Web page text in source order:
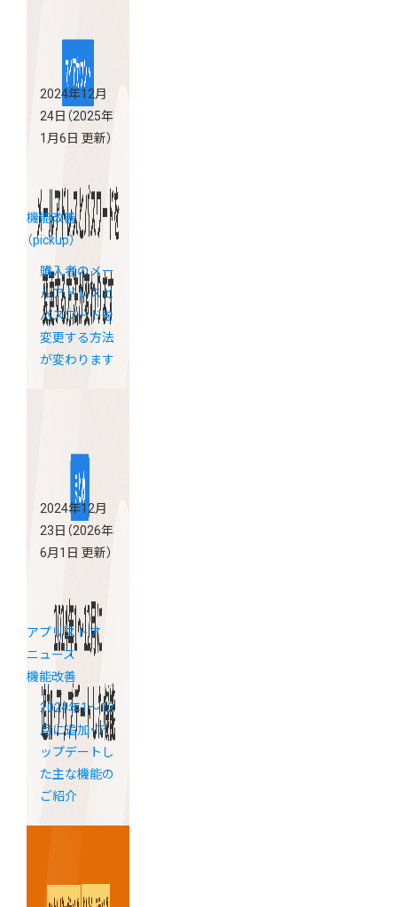
2024年12月
24日 （2025年
1月6日 更新）
機能改善
（pickup）
購入者のメー
ルアドレスと
パスワードを
変更する方法
が変わります
2024年12月
23日 （2026年
6月1日 更新）
アプリストア
ニュース
機能改善
2024年1～12
月に追加・ア
ップデートし
た主な機能の
ご紹介